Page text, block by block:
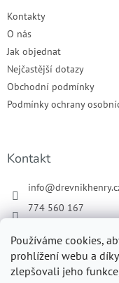
Používáme cookies,
prohlížení webu a
zlepšovali jeho
Kontakty
O nás
Jak objednat
Nejčastější dotazy
Obchodní podmínky
Podmínky ochrany
Kontakt
info@
774 560 167